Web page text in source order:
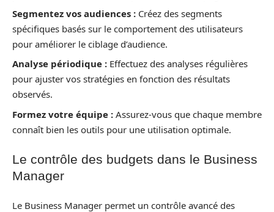
Segmentez vos audiences : Créez des segments
spécifiques basés sur le comportement des utilisateurs
pour améliorer le ciblage d’audience.
Analyse périodique : Effectuez des analyses régulières
pour ajuster vos stratégies en fonction des résultats
observés.
Formez votre équipe : Assurez-vous que chaque membre
connaît bien les outils pour une utilisation optimale.
Le contrôle des budgets dans le Business
Manager
Le Business Manager permet un contrôle avancé des